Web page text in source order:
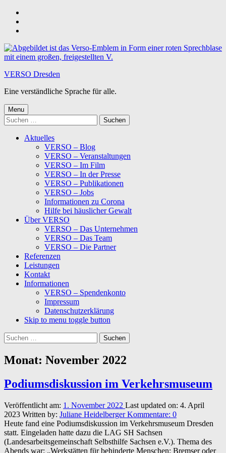
content
footer
VERSO Dresden
Eine verständliche Sprache für alle.
Menu
Suchen
nach:
Aktuelles
VERSO – Blog
VERSO – Veranstaltungen
VERSO – Im Film
VERSO – In der Presse
VERSO – Publikationen
VERSO – Jobs
Informationen zu Corona
Hilfe bei häuslicher Gewalt
Über VERSO
VERSO – Das Unternehmen
VERSO – Das Team
VERSO – Die Partner
Referenzen
Leistungen
Kontakt
Informationen
VERSO – Spendenkonto
Impressum
Datenschutzerklärung
Skip to menu toggle button
Suchen
nach:
Monat: November 2022
Podiumsdiskussion im Verkehrsmuseum
Veröffentlicht am: 1. November 2022 Last updated on: 4. April
2023 Written by: Juliane HeidelbergerKommentare: 0
Heute fand eine Podiumsdiskussion im Verkehrsmuseum Dresden
statt. Eingeladen hatte dazu die LAG SH Sachsen
(Landesarbeitsgemeinschaft Selbsthilfe Sachsen e.V.). Thema des
Abends war: „Werkstätten für behinderte Menschen: Bremser oder